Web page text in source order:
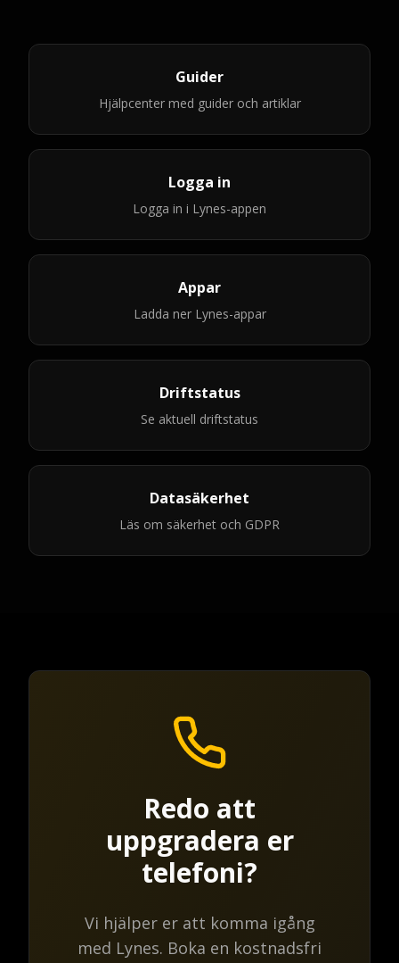
Guider
Hjälpcenter med guider och artiklar
Logga in
Logga in i Lynes-appen
Appar
Ladda ner Lynes-appar
Driftstatus
Se aktuell driftstatus
Datasäkerhet
Läs om säkerhet och GDPR
Redo att
uppgradera er
telefoni?
Vi hjälper er att komma igång
med Lynes. Boka en kostnadsfri